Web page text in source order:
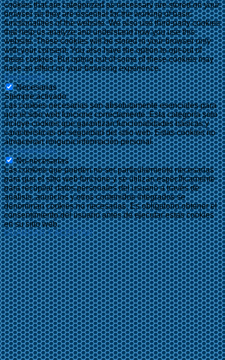
cookies that are categorized as necessary are stored on your
browser as they are essential for the working of basic
functionalities of the website. We also use third-party cookies
that help us analyze and understand how you use this
website. These cookies will be stored in your browser only
with your consent. You also have the option to opt-out of
these cookies. But opting out of some of these cookies may
have an effect on your browsing experience.
Necesarias
Necesarias
Siempre activado
Las cookies necesarias son absolutamente esenciales para
que el sitio web funcione correctamente. Esta categoría solo
incluye cookies que garantizan funcionalidades básicas y
características de seguridad del sitio web. Estas cookies no
almacenan ninguna información personal.
No-necesarias
No-necesarias
Las cookies que pueden no ser particularmente necesarias
para que el sitio web funcione y se utilizan específicamente
para recopilar datos personales del usuario a través de
análisis, anuncios y otros contenidos integrados se
denominan cookies no necesarias. Es obligatorio obtener el
consentimiento del usuario antes de ejecutar estas cookies
en su sitio web.
GUARDAR Y ACEPTAR